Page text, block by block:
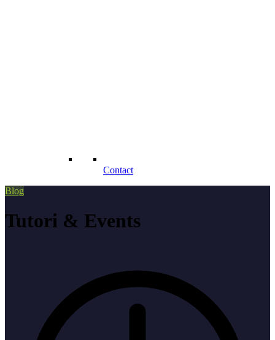
Contact
Blog
Tutori & Events